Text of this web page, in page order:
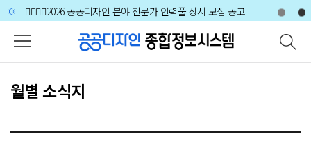
본문 바로가기
주메뉴 바로가기
하단 바로가기
🙋‍♀️🙋‍♂️2026 공공디자인 분야 전문가 인력풀 상시 모집 공고
[공지사항] 공공디자인 전문인력 증명서 갱신 안내
🙋‍♀️🙋‍♂️2026 공공디자인 분야 전문가 인력풀 상시 모집 공고
월별 소식지